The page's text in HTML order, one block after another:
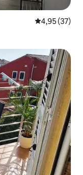
4,95 de uma
4,95 (37)